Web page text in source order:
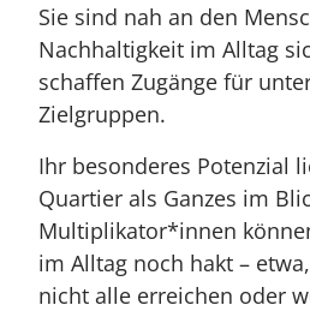
Sie sind nah an den
Nachhaltigkeit im Alltag
schaffen Zugänge für
Zielgruppen.
Ihr besonderes Potenzial
Quartier als Ganzes im
Multiplikator*innen
im Alltag noch hakt –
nicht alle erreichen oder